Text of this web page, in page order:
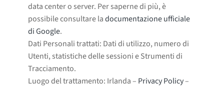
data center o server. Per saperne di più, è
possibile consultare ladocumentazione ufficiale
di Google.
Dati Personali trattati: Dati di utilizzo, numero di
Utenti, statistiche delle sessioni e Strumenti di
Tracciamento.
Luogo del trattamento: Irlanda – Privacy Policy–